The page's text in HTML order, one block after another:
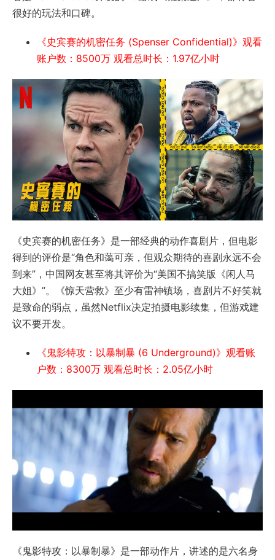
很好的玩法和口碑。
《史宾赛的机密任务 (Spenser Confidential)》观看
账户数：8500万 观看总时长：1.97亿小时
《史宾赛的机密任务》是一部经典的动作喜剧片，但电影
得到的评价是“角色和蔼可亲，但观众期待的喜剧永远不会
到来”，中国网友甚至将其评价为“美国不搞笑版《闲人马
大姐》”。《惊天营救》至少有雷神镇场，喜剧片不好笑就
是致命的弱点，虽然Netflix决定拍摄电影续集，但游戏建
议不要开发。
《鬼影特攻：以暴制暴 (6 Underground)》观看账
户数：8300万 观看总时长：2.05亿小时
《鬼影特攻：以暴制暴》是一部动作片，讲述的是六名身